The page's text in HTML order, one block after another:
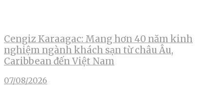
Cengiz Karaagac: Mang hơn 40 năm kinh
nghiệm ngành khách sạn từ châu Âu,
Caribbean đến Việt Nam
07/08/2026